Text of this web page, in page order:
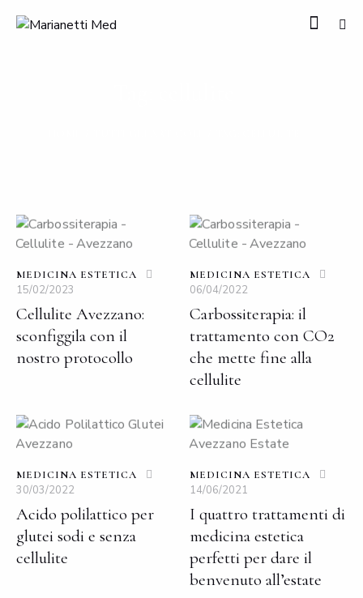
MEDICINA ESTETICA
15/02/2023
Cellulite Avezzano:
sconfiggila con il
nostro protocollo
MEDICINA ESTETICA
06/04/2022
Carbossiterapia: il
trattamento con CO2
che mette fine alla
cellulite
MEDICINA ESTETICA
30/03/2022
Acido polilattico per
glutei sodi e senza
cellulite
MEDICINA ESTETICA
14/06/2021
I quattro trattamenti di
medicina estetica
perfetti per dare il
benvenuto all’estate